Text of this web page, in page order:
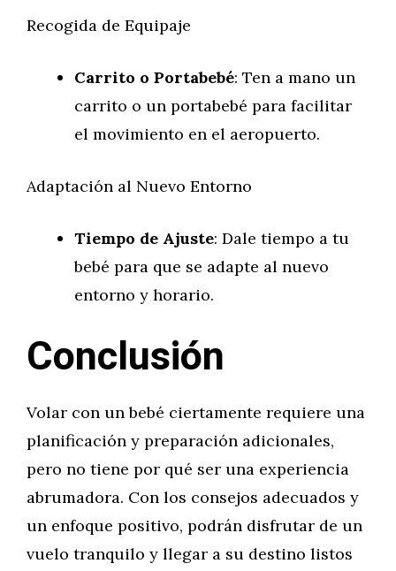
Recogida de Equipaje
Carrito o Portabebé: Ten a mano un
carrito o un portabebé para facilitar
el movimiento en el aeropuerto.
Adaptación al Nuevo Entorno
Tiempo de Ajuste: Dale tiempo a tu
bebé para que se adapte al nuevo
entorno y horario.
Conclusión
Volar con un bebé ciertamente requiere una
planificación y preparación adicionales,
pero no tiene por qué ser una experiencia
abrumadora. Con los consejos adecuados y
un enfoque positivo, podrán disfrutar de un
vuelo tranquilo y llegar a su destino listos